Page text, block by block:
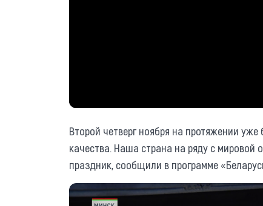
Второй четверг ноября на протяжении
качества. Наша страна на ряду с мировой
праздник, сообщили в программе